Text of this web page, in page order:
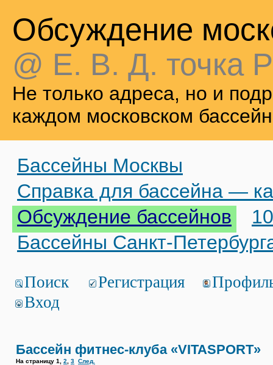
Обсуждение
@ Е. В. Д. точка
Не только адреса, но и
каждом московском
Бассейны Москвы
Справка для бассейна —
Обсуждение бассейнов
Бассейны Санкт-
Поиск Регистрация
Вход
Бассейн фитнес-клуба «VITASPORT»
На страницу 1 2 3 След.